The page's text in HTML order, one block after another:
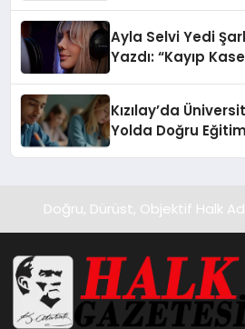
Ayla Selvi Yedi
Yazdı: “Kayıp
Kızılay’da
Yolda Doğru
Doğru, Dürüst, Objektif Halk